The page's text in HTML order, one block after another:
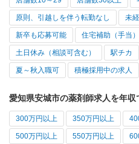
原則、引越しを伴う転勤なし 未
新卒も応募可能 住宅補助（手当
土日休み（相談可含む） 駅チカ
夏～秋入職可 積極採用中の求人
愛知県安城市の薬剤師求人を年収
300万円以上 350万円以上
500万円以上 550万円以上